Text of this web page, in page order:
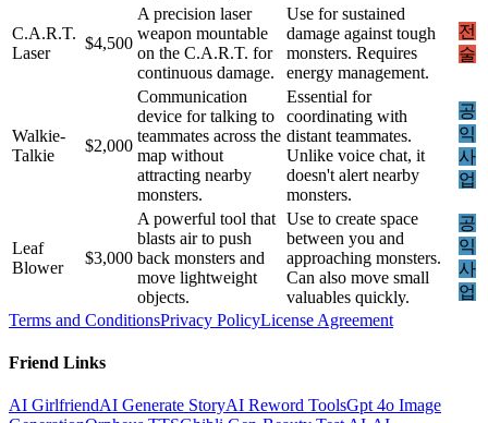
C.A.R.T.
Laser
$4,500
A precision laser
weapon mountable
on the C.A.R.T. for
continuous damage.
Use for sustained
damage against tough
monsters. Requires
energy management.
전
술
Walkie-
Talkie
$2,000
Communication
device for talking to
teammates across the
map without
attracting nearby
monsters.
Essential for
coordinating with
distant teammates.
Unlike voice chat, it
doesn't alert nearby
monsters.
공
익
사
업
Leaf
Blower
$3,000
A powerful tool that
blasts air to push
back monsters and
move lightweight
objects.
Use to create space
between you and
approaching monsters.
Can also move small
valuables quickly.
공
익
사
업
Terms and ConditionsPrivacy PolicyLicense Agreement
Friend Links
AI GirlfriendAI Generate StoryAI Reword ToolsGpt 4o Image